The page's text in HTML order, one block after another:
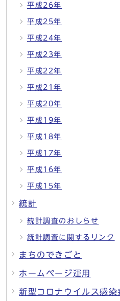
平成26年
平成25年
平成24年
平成23年
平成22年
平成21年
平成20年
平成19年
平成18年
平成17年
平成16年
平成15年
統計
統計調査のおしらせ
統計調査に関するリンク
まちのできごと
ホームページ運用
新型コロナウイルス感染